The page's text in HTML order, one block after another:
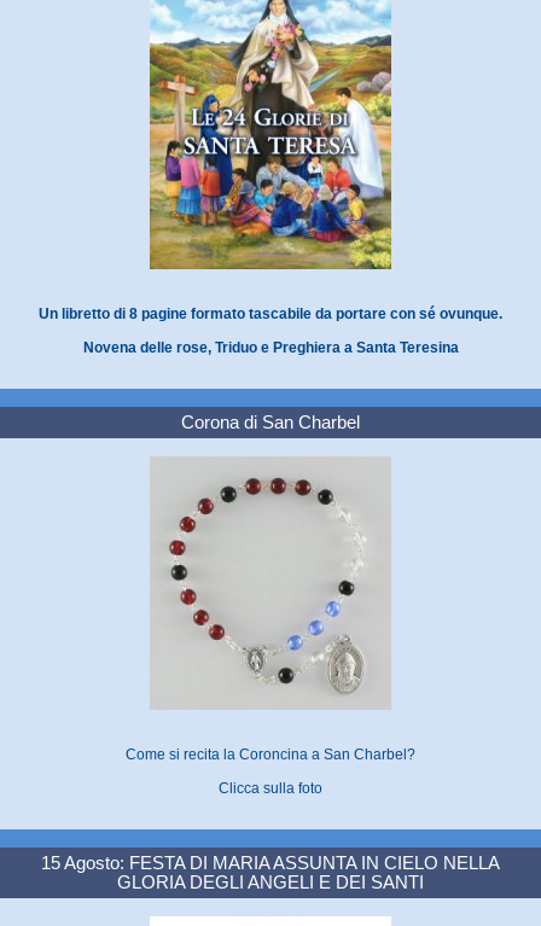
Un libretto di 8 pagine formato tascabile da portare con sé ovunque.
Novena delle rose, Triduo e Preghiera a Santa Teresina
Corona di San Charbel
Come si recita la Coroncina a San Charbel?
Clicca sulla foto
15 Agosto: FESTA DI MARIA ASSUNTA IN CIELO NELLA
GLORIA DEGLI ANGELI E DEI SANTI